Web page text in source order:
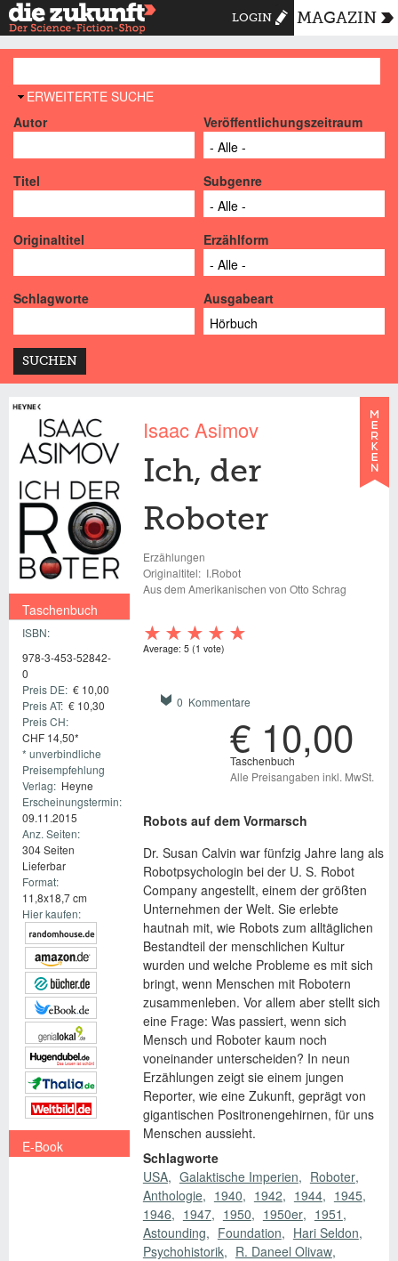
LOGIN MAGAZIN
AUSBLENDEN
ERWEITERTE SUCHE
Autor
Veröffentlichungszeitraum
Titel Subgenre
Originaltitel Erzählform
Schlagworte Ausgabeart
Taschenbuch
ISBN:
978-3-453-52842-
0
Preis DE: € 10,00
Preis AT: € 10,30
Preis CH:
CHF 14,50*
* unverbindliche
Preisempfehlung
Verlag: Heyne
Erscheinungstermin:
09.11.2015
Anz. Seiten:
304 Seiten
Lieferbar
Format:
11,8x18,7 cm
Hier kaufen:
E-Book
Isaac Asimov
Ich, der
Roboter
Erzählungen
Originaltitel: I.Robot
Aus dem Amerikanischen von Otto Schrag
Average: 5 (1 vote)
0 Kommentare
€ 10,00
Taschenbuch
Alle Preisangaben inkl. MwSt.
Robots auf dem Vormarsch
Dr. Susan Calvin war fünfzig Jahre lang als
Robotpsychologin bei der U. S. Robot
Company angestellt, einem der größten
Unternehmen der Welt. Sie erlebte
hautnah mit, wie Robots zum alltäglichen
Bestandteil der menschlichen Kultur
wurden und welche Probleme es mit sich
bringt, wenn Menschen mit Robotern
zusammenleben. Vor allem aber stellt sich
eine Frage: Was passiert, wenn sich
Mensch und Roboter kaum noch
voneinander unterscheiden? In neun
Erzählungen zeigt sie einem jungen
Reporter, wie eine Zukunft, geprägt von
gigantischen Positronengehirnen, für uns
Menschen aussieht.
Schlagworte
USA
Galaktische Imperien
Roboter
Anthologie
1940 1942 1944
1945
1946
1947 1950 1950er
1951
Astounding
Foundation
Hari Seldon
Psychohistorik
R. Daneel Olivaw